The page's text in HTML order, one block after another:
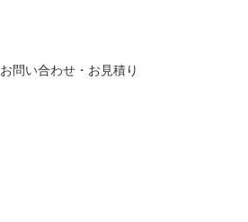
お問い合わせ・お見積り